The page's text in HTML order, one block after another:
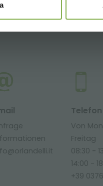
Telefon
Von
Freitag
08:30 -
14:00 -
+39